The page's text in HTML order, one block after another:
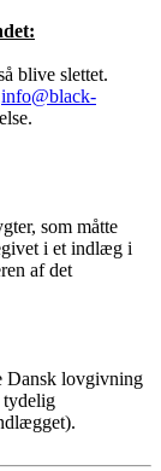
blive slettet.
info@black-
som måtte
i et indlæg i
af det
Dansk lovgivning
tydelig